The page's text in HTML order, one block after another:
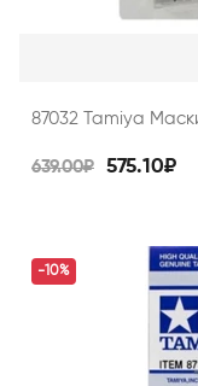
87032 Tamiya
639.00₽ 575.10₽
-10%